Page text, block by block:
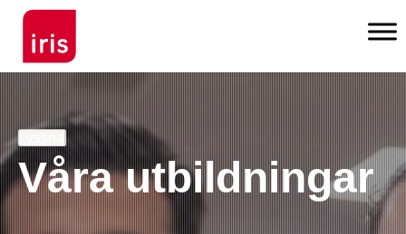
Våra utbildningar